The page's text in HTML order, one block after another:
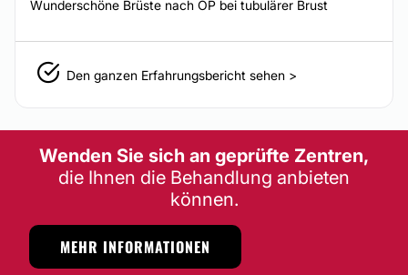
Wunderschöne Brüste nach OP bei tubulärer Brust
Den ganzen Erfahrungsbericht sehen >
Wenden Sie sich an geprüfte Zentren,
die Ihnen die Behandlung anbieten
können.
MEHR INFORMATIONEN